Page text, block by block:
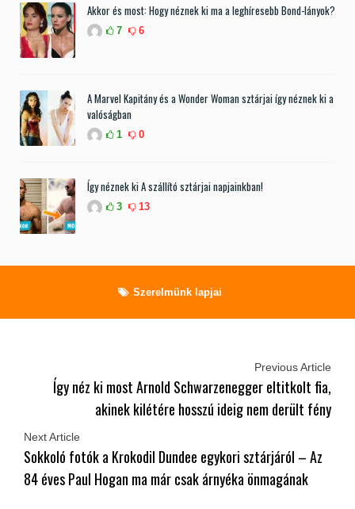
Akkor és most: Hogy néznek ki ma a leghíresebb Bond-lányok?
7 6
A Marvel Kapitány és a Wonder Woman sztárjai így néznek ki a
valóságban
1 0
Így néznek ki A szállító sztárjai napjainkban!
3 13
Szerelmünk lapjai
Previous Article
Így néz ki most Arnold Schwarzenegger eltitkolt fia,
akinek kilétére hosszú ideig nem derült fény
Next Article
Sokkoló fotók a Krokodil Dundee egykori sztárjáról – Az
84 éves Paul Hogan ma már csak árnyéka önmagának